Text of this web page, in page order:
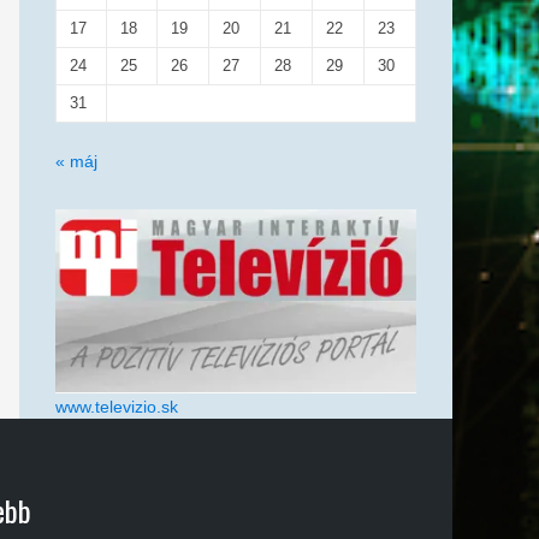
17 18 19 20 21 22 23
24 25 26 27 28 29 30
31
« máj
www.televizio.sk